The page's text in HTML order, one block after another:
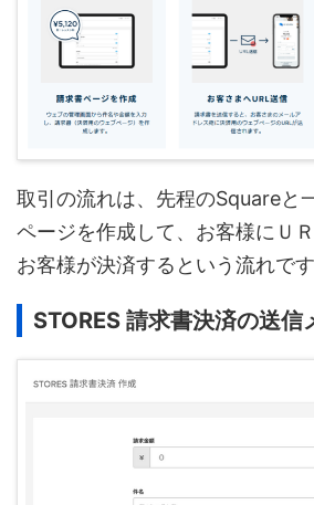
取引の流れは、先程のSquareと
ページを作成して、お客様にＵ
お客様が決済するという流れです
STORES 請求書決済の送信